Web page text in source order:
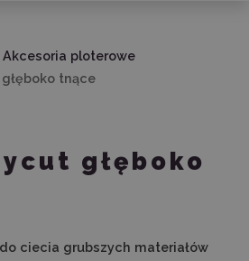
Akcesoria ploterowe
tnące
głęboko
ciecia grubszych materiałów